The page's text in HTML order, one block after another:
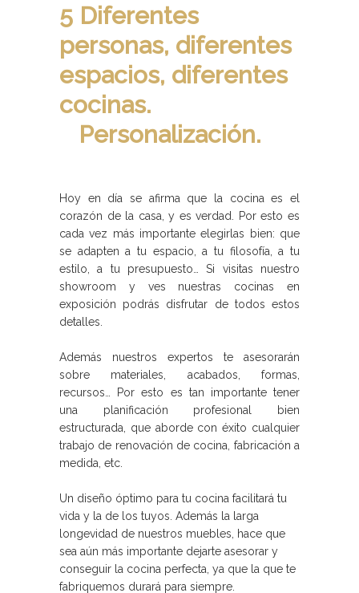
5 Diferentes
personas, diferentes
espacios, diferentes
cocinas.
Personalización.
Hoy en día se afirma que la cocina es el
corazón de la casa, y es verdad. Por esto es
cada vez más importante elegirlas bien: que
se adapten a tu espacio, a tu filosofía, a tu
estilo, a tu presupuesto… Si visitas nuestro
showroom y ves nuestras cocinas en
exposición podrás disfrutar de todos estos
detalles.
Además nuestros expertos te asesorarán
sobre materiales, acabados, formas,
recursos… Por esto es tan importante tener
una planificación profesional bien
estructurada, que aborde con éxito cualquier
trabajo de renovación de cocina, fabricación a
medida, etc.
Un diseño óptimo para tu cocina facilitará tu
vida y la de los tuyos. Además la larga
longevidad de nuestros muebles, hace que
sea aún más importante dejarte asesorar y
conseguir la cocina perfecta, ya que la que te
fabriquemos durará para siempre.